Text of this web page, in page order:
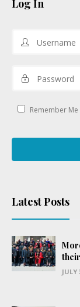
Log In
Remember Me
Latest Posts
JULY